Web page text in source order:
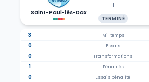
Saint-Paul-lès-Dax
T
TERMINÉ
3 Mi-temps
0
Essais
0
Transformations
1
Pénalités
0
Essais pénalité